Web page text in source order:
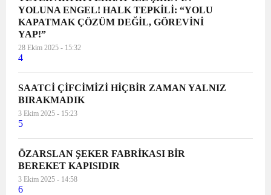
YOLUNA ENGEL! HALK TEPKİLİ: “YOLU
KAPATMAK ÇÖZÜM DEĞİL, GÖREVİNİ
YAP!”
28 Ekim 2025 - 15:32
4
SAATCİ ÇİFCİMİZİ HİÇBİR ZAMAN YALNIZ
BIRAKMADIK
3 Ekim 2025 - 15:23
5
ÖZARSLAN ŞEKER FABRİKASI BİR
BEREKET KAPISIDIR
3 Ekim 2025 - 14:58
6